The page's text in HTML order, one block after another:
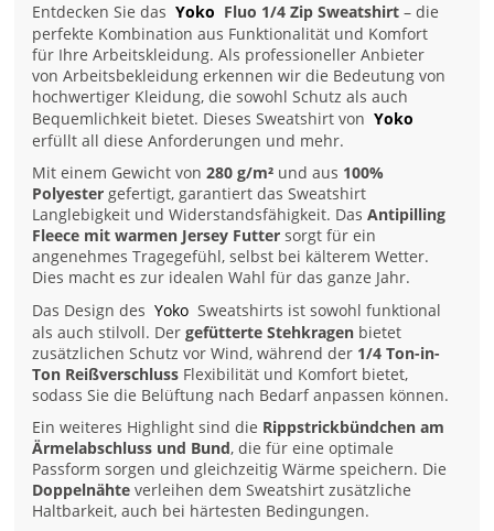
Entdecken Sie das Yoko Fluo 1/4 Zip Sweatshirt – die
perfekte Kombination aus Funktionalität und Komfort
für Ihre Arbeitskleidung. Als professioneller Anbieter
von Arbeitsbekleidung erkennen wir die Bedeutung von
hochwertiger Kleidung, die sowohl Schutz als auch
Bequemlichkeit bietet. Dieses Sweatshirt von Yoko
erfüllt all diese Anforderungen und mehr.
Mit einem Gewicht von280 g/m² und aus 100%
Polyester gefertigt, garantiert das Sweatshirt
Langlebigkeit und Widerstandsfähigkeit. DasAntipilling
Fleece mit warmen Jersey Futter sorgt für ein
angenehmes Tragegefühl, selbst bei kälterem Wetter.
Dies macht es zur idealen Wahl für das ganze Jahr.
Das Design des Yoko Sweatshirts ist sowohl funktional
als auch stilvoll. Dergefütterte Stehkragen bietet
zusätzlichen Schutz vor Wind, während der 1/4 Ton-in-
Ton Reißverschluss Flexibilität und Komfort bietet,
sodass Sie die Belüftung nach Bedarf anpassen können.
Ein weiteres Highlight sind die Rippstrickbündchen am
Ärmelabschluss und Bund, die für eine optimale
Passform sorgen und gleichzeitig Wärme speichern. Die
Doppelnähte verleihen dem Sweatshirt zusätzliche
Haltbarkeit, auch bei härtesten Bedingungen.